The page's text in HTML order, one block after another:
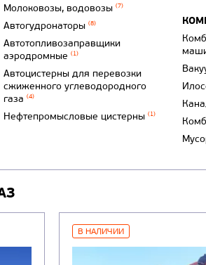
Молоковозы, водовозы (7)
Автогудронаторы (8)
Автотопливозаправщики
аэродромные (1)
Автоцистерны для перевозки
сжиженного углеводородного
газа (4)
Нефтепромысловые цистерны (1)
В НАЛИЧИИ